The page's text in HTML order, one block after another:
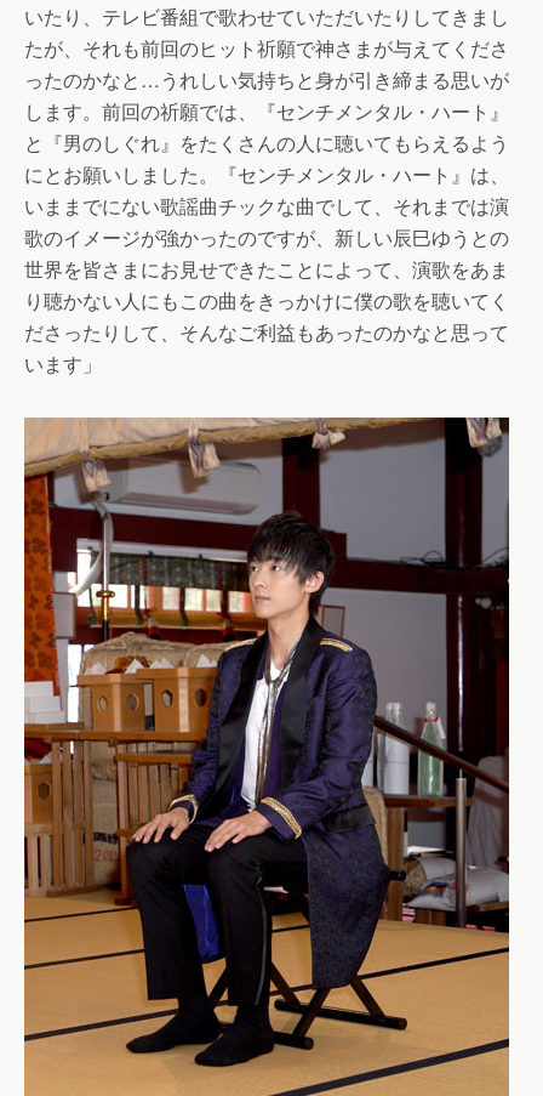
いたり、テレビ番組で歌わせていただいたりしてきまし
たが、それも前回のヒット祈願で神さまが与えてくださ
ったのかなと…うれしい気持ちと身が引き締まる思いが
します。前回の祈願では、『センチメンタル・ハート』
と『男のしぐれ』をたくさんの人に聴いてもらえるよう
にとお願いしました。『センチメンタル・ハート』は、
いままでにない歌謡曲チックな曲でして、それまでは演
歌のイメージが強かったのですが、新しい辰巳ゆうとの
世界を皆さまにお見せできたことによって、演歌をあま
り聴かない人にもこの曲をきっかけに僕の歌を聴いてく
ださったりして、そんなご利益もあったのかなと思って
います」